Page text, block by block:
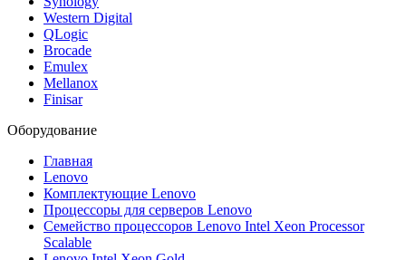
Western Digital
QLogic
Brocade
Emulex
Mellanox
Finisar
Оборудование
Главная
Lenovo
Комплектующие Lenovo
Процессоры для серверов Lenovo
Семейство процессоров Lenovo Intel Xeon Processor
Scalable